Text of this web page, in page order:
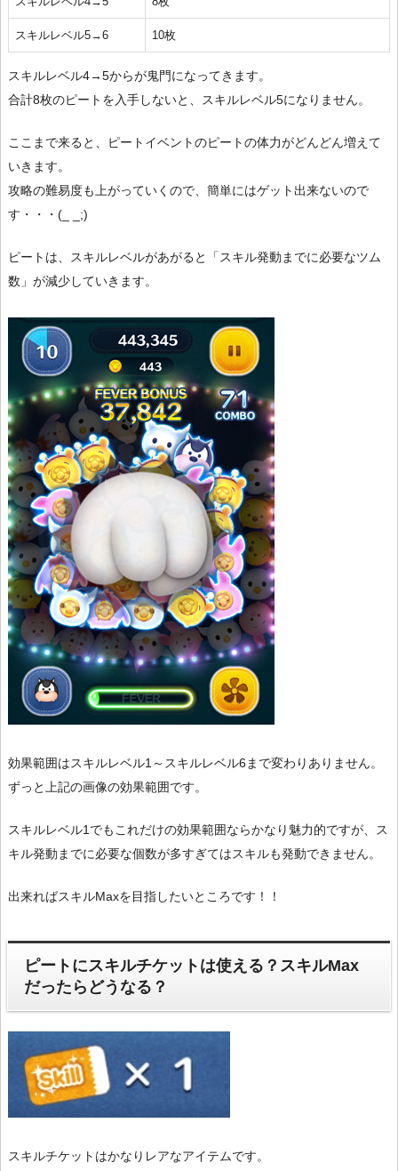
スキルレベル5→6 10枚
スキルレベル4→5からが鬼門になってきます。
合計8枚のピートを入手しないと、スキルレベル5になりません。
ここまで来ると、ピートイベントのピートの体力がどんどん増えて
いきます。
攻略の難易度も上がっていくので、簡単にはゲット出来ないので
す・・・(_ _;)
ピートは、スキルレベルがあがると「スキル発動までに必要なツム
数」が減少していきます。
効果範囲はスキルレベル1～スキルレベル6まで変わりありません。
ずっと上記の画像の効果範囲です。
スキルレベル1でもこれだけの効果範囲ならかなり魅力的ですが、ス
キル発動までに必要な個数が多すぎてはスキルも発動できません。
出来ればスキルMaxを目指したいところです！！
ピートにスキルチケットは使える？スキルMax
だったらどうなる？
スキルチケットはかなりレアなアイテムです。